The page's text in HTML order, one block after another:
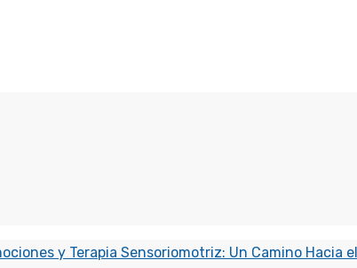
y Terapia Sensoriomotriz: Un Camino Hacia